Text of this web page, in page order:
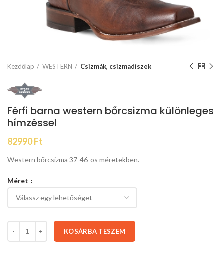
Kezdőlap WESTERN Csizmák, csizmadíszek
Férfi barna western bőrcsizma különleges
hímzéssel
82990Ft
Western bőrcsizma 37-46-os méretekben.
Méret
KOSÁRBA TESZEM